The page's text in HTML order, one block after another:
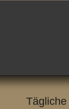
Tägliche